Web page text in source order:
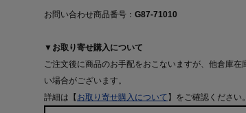
お問い合わせ商品番号： G87-71010
▼お取り寄せ購入について
ご注文後に商品のお手配をおこないますが、他倉庫
い場合がございます。
詳細は【 お取り寄せ購入について 】をご確認ください。